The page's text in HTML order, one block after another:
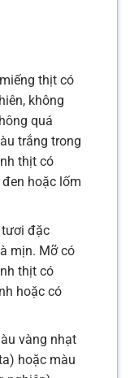
thịt có
không
quá
trắng trong
thịt có
hoặc lốm
đặc
mịn. Mỡ có
thịt có
hoặc có
vàng nhạt
hoặc màu